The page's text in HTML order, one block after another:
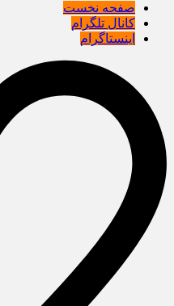
صفحه نخست
کانال تلگرام
اینستاگرام